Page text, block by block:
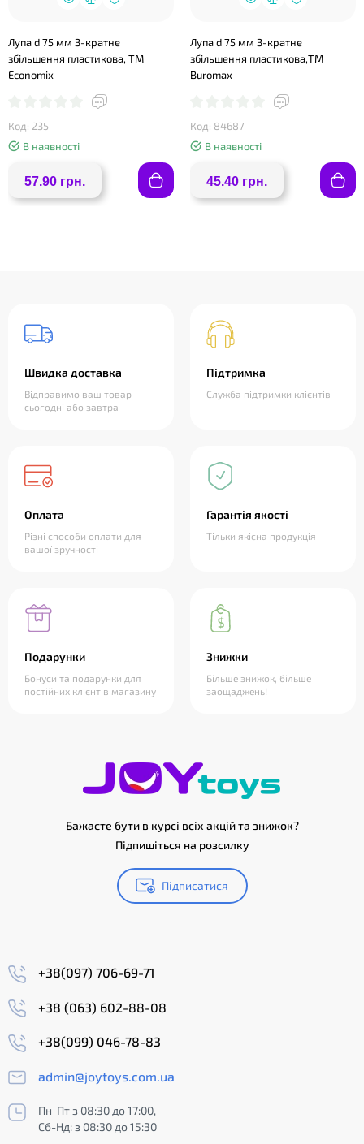
Лупа d 75 мм 3-кратне
збільшення пластикова, TM
Economix
Код: 235
В наявності
57.90 грн.
Лупа d 75 мм 3-кратне
збільшення пластикова,TM
Buromax
Код: 84687
В наявності
45.40 грн.
Швидка доставка
Відправимо ваш товар
сьогодні або завтра
Підтримка
Служба підтримки клієнтів
Оплата
Різні способи оплати для
вашої зручності
Гарантія якості
Тільки якісна продукція
Подарунки
Бонуси та подарунки для
постійних клієнтів магазину
Знижки
Більше знижок, більше
заощаджень!
Бажаєте бути в курсі всіх акцій та знижок?
Підпишіться на розсилку
Підписатися
+38(097) 706-69-71
+38 (063) 602-88-08
+38(099) 046-78-83
admin@joytoys.com.ua
Пн-Пт з 08:30 до 17:00,
Сб-Нд: з 08:30 до 15:30